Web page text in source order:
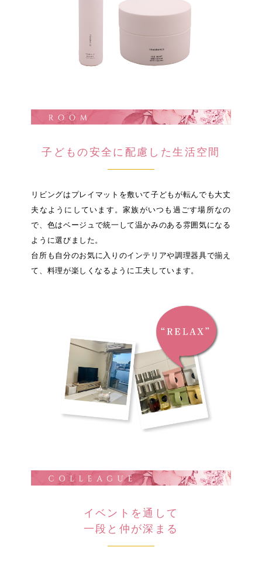
子どもの安全に配慮した生活空間
リビングはプレイマットを敷いて子どもが転んでも大丈
夫なようにしています。家族がいつも過ごす場所なの
で、色はベージュで統一して温かみのある雰囲気になる
ように選びました。
台所も自分のお気に入りのインテリアや調理器具で揃え
て、料理が楽しくなるように工夫しています。
イベントを通して
一段と仲が深まる